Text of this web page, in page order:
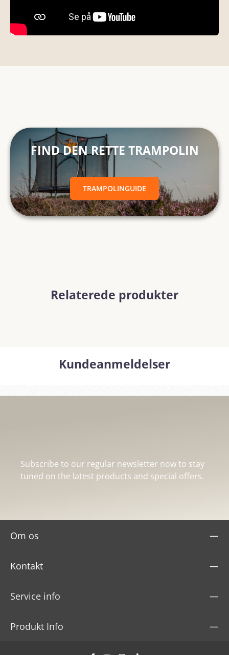
FIND DEN RETTE TRAMPOLINTRAMPOLINGUIDE
FIND DEN RETTE TRAMPOLIN
TRAMPOLINGUIDE
Relaterede produkter
Kundeanmeldelser
Subscribe to our regular newsletter now to stay
tuned on the latest products and special offers.
Om os
Kontakt
Service info
Produkt Info